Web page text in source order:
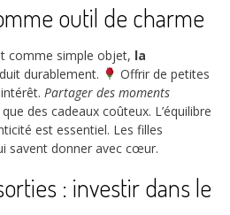
outil de charme
comme simple objet, la
durablement.
Offrir de petites
Partager des moments
des cadeaux coûteux. L’équilibre
est essentiel. Les filles
savent donner avec cœur.
: investir dans le